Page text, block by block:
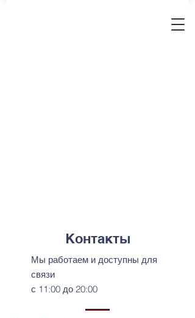
Контакты
Мы работаем и доступны для
связи
с 11:00 до 20:00